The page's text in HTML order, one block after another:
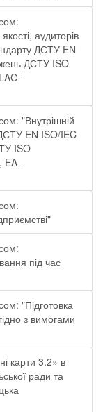
аудиторів
ДСТУ EN
ДСТУ ISO
"Внутрішній
EN ISO/IEC
ISO
EA -
під час
"Підготовка
з вимогами
карти 3.2» в
ради та